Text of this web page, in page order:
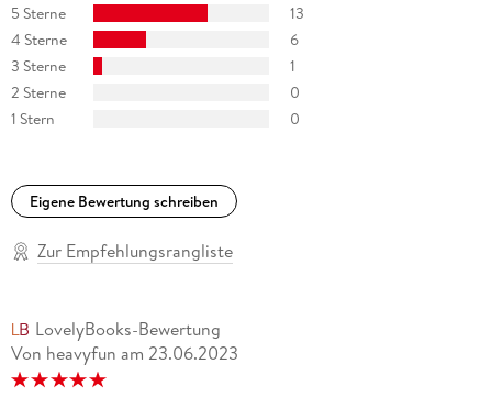
5 Sterne
13
4 Sterne
6
3 Sterne
1
2 Sterne
0
1 Stern
0
Eigene Bewertung schreiben
Zur Empfehlungsrangliste
LovelyBooks-Bewertung
Von heavyfun am 23.06.2023